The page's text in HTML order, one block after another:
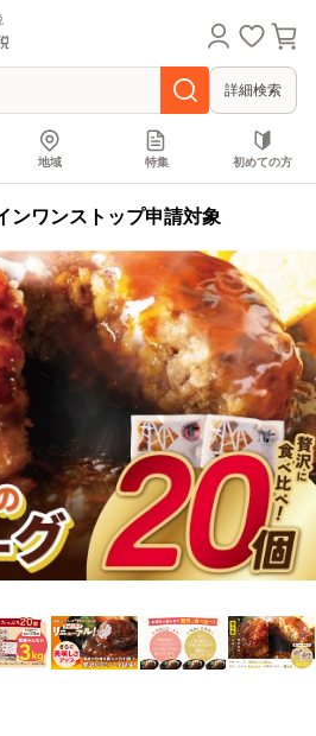
詳細検索
地域 特集 初めての方
ンワンストップ申請対象